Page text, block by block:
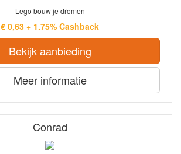
Lego bouw je dromen
€ 0,63 + 1.75% Cashback
Bekijk aanbieding
Meer informatie
Conrad